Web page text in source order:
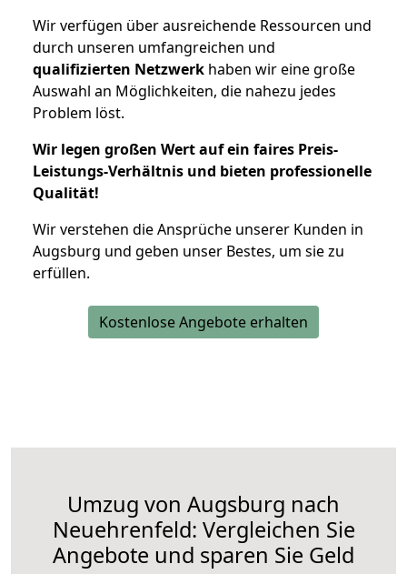
Wir verfügen über ausreichende Ressourcen und
durch unseren umfangreichen und
qualifizierten Netzwerk haben wir eine große
Auswahl an Möglichkeiten, die nahezu jedes
Problem löst.
Wir legen großen Wert auf ein faires Preis-
Leistungs-Verhältnis und bieten professionelle
Qualität!
Wir verstehen die Ansprüche unserer Kunden in
Augsburg und geben unser Bestes, um sie zu
erfüllen.
Kostenlose Angebote erhalten
Umzug von Augsburg nach
Neuehrenfeld: Vergleichen Sie
Angebote und sparen Sie Geld